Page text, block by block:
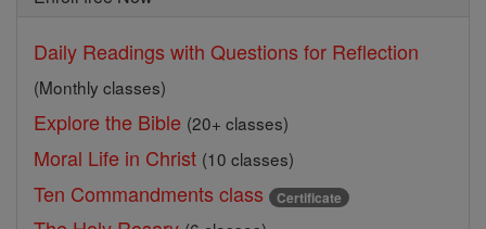
Daily Readings with Questions for Reflection
(Monthly classes)
Explore the Bible (20+ classes)
Moral Life in Christ (10 classes)
Ten Commandments class Certificate